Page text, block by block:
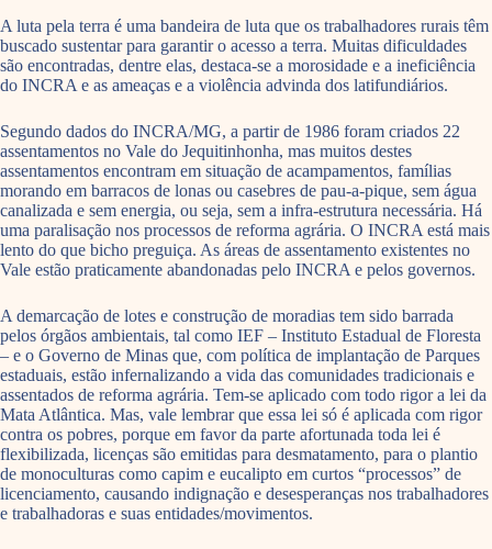
A luta pela terra é uma bandeira de luta que os trabalhadores rurais têm
buscado sustentar para garantir o acesso a terra. Muitas dificuldades
são encontradas, dentre elas, destaca-se a morosidade e a ineficiência
do INCRA e as ameaças e a violência advinda dos latifundiários.
Segundo dados do INCRA/MG, a partir de 1986 foram criados 22
assentamentos no Vale do Jequitinhonha, mas muitos destes
assentamentos encontram em situação de acampamentos, famílias
morando em barracos de lonas ou casebres de pau-a-pique, sem água
canalizada e sem energia, ou seja, sem a infra-estrutura necessária. Há
uma paralisação nos processos de reforma agrária. O INCRA está mais
lento do que bicho preguiça. As áreas de assentamento existentes no
Vale estão praticamente abandonadas pelo INCRA e pelos governos.
A demarcação de lotes e construção de moradias tem sido barrada
pelos órgãos ambientais, tal como IEF – Instituto Estadual de Floresta
– e o Governo de Minas que, com política de implantação de Parques
estaduais, estão infernalizando a vida das comunidades tradicionais e
assentados de reforma agrária. Tem-se aplicado com todo rigor a lei da
Mata Atlântica. Mas, vale lembrar que essa lei só é aplicada com rigor
contra os pobres, porque em favor da parte afortunada toda lei é
flexibilizada, licenças são emitidas para desmatamento, para o plantio
de monoculturas como capim e eucalipto em curtos “processos” de
licenciamento, causando indignação e desesperanças nos trabalhadores
e trabalhadoras e suas entidades/movimentos.